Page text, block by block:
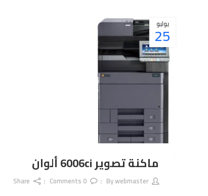
25
يوليو
ماكنة تصوير 6006ci ألوان
By
webmaster
0
Share